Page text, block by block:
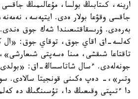
ارينە، كىتابىڭ بولسا، مۇعالىمىڭ جاقسى
جاقسى وقۋعا بولار ەدى. ايتپەسە،
بەرەدى. ۇرىسقاقتىعىندا شەك جوق
كەلسە-اق اقاي جوق، توقاي جوق: «ال
تاقتاعا شىقشى، مىنا ەسەپتى
جونەلەدى. ءسال شاتاسساڭ-اق:
وتىر»،- دەپ ەكىنى قونجيتا سالادى.
دا ءتىپتى وقىعىڭ دا، تۇسىنگىڭ دە